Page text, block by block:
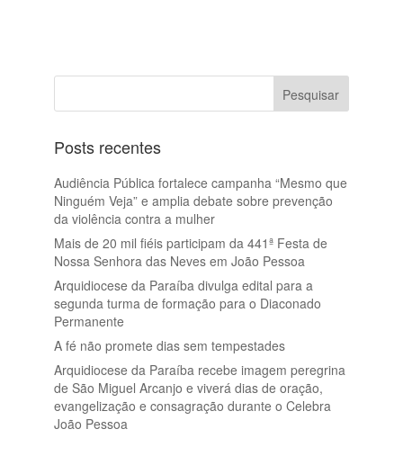
Posts recentes
Audiência Pública fortalece campanha “Mesmo que
Ninguém Veja” e amplia debate sobre prevenção
da violência contra a mulher
Mais de 20 mil fiéis participam da 441ª Festa de
Nossa Senhora das Neves em João Pessoa
Arquidiocese da Paraíba divulga edital para a
segunda turma de formação para o Diaconado
Permanente
A fé não promete dias sem tempestades
Arquidiocese da Paraíba recebe imagem peregrina
de São Miguel Arcanjo e viverá dias de oração,
evangelização e consagração durante o Celebra
João Pessoa